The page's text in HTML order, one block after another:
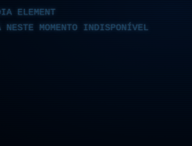
ELEMENT
NESTE MOMENTO INDISPONÍVEL